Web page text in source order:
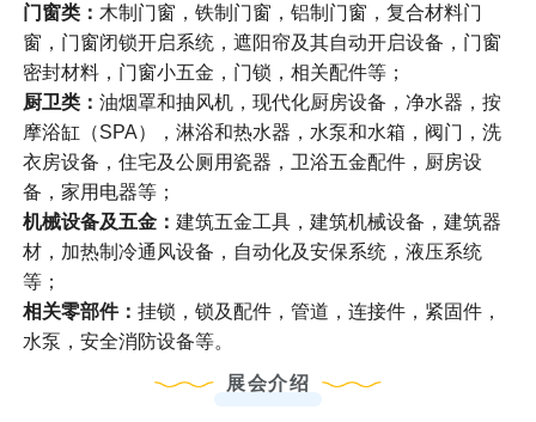
门窗类： 木制门窗，铁制门窗，铝制门窗，复合材料门
窗，门窗闭锁开启系统，遮阳帘及其自动开启设备，门窗
密封材料，门窗小五金，门锁，相关配件等；
厨卫类： 油烟罩和抽风机，现代化厨房设备，净水器，按
摩浴缸（SPA），淋浴和热水器，水泵和水箱，阀门，洗
衣房设备，住宅及公厕用瓷器，卫浴五金配件，厨房设
备，家用电器等；
机械设备及五金： 建筑五金工具，建筑机械设备，建筑器
材，加热制冷通风设备，自动化及安保系统，液压系统
等；
相关零部件： 挂锁，锁及配件，管道，连接件，紧固件，
水泵，安全消防设备等。
展会介绍